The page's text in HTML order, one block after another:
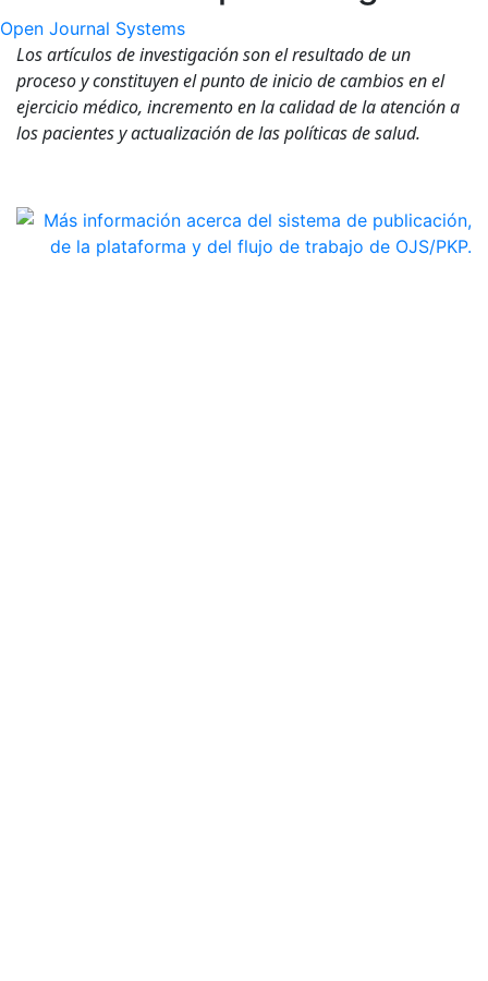
Open Journal Systems
Los artículos de investigación son el resultado de un
proceso y constituyen el punto de inicio de cambios en el
ejercicio médico, incremento en la calidad de la atención a
los pacientes y actualización de las políticas de salud.